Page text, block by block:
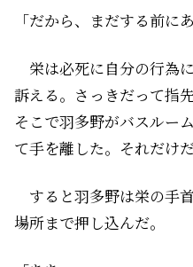
「だから、まだする前に
栄は必死に自分の行為
訴える。さっきだって指
そこで羽多野がバスルー
て手を離した。それだけだ
すると羽多野は栄の手
場所まで押し込んだ。